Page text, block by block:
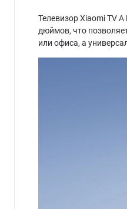
Телевизор Xiaomi TV
дюймов, что
или офиса, а